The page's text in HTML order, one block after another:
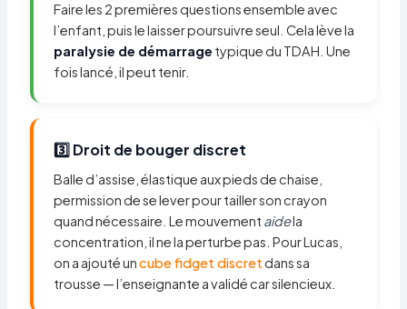
Faire les 2 premières questions ensemble avec
l’enfant, puis le laisser poursuivre seul. Cela lève la
paralysie de démarrage typique du TDAH. Une
fois lancé, il peut tenir.
3️⃣ Droit de bouger discret
Balle d’assise, élastique aux pieds de chaise,
permission de se lever pour tailler son crayon
quand nécessaire. Le mouvement aidela
concentration, il ne la perturbe pas. Pour Lucas,
on a ajouté uncube fidget discretdans sa
trousse — l’enseignante a validé car silencieux.